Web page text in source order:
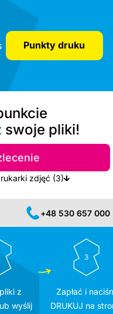
Punkty druku
swoje pliki!
Pokaż najbliższe dostępne drukarki zdjęć (3)
+48 530 657 000
z
wyślij
3
Zapłać i
DRUKUJ na